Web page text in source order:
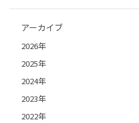
アーカイブ
2026年
2025年
2024年
2023年
2022年